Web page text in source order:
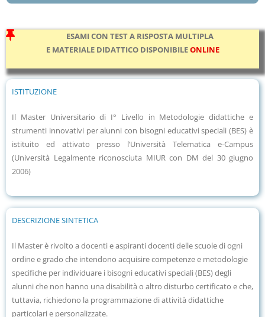
ESAMI CON TEST A RISPOSTA MULTIPLA
E MATERIALE DIDATTICO DISPONIBILEONLINE
ISTITUZIONE
Il Master Universitario di I° Livello in Metodologie didattiche e
strumenti innovativi per alunni con bisogni educativi speciali (BES) è
istituito ed attivato presso l’Università Telematica e-Campus
(Università Legalmente riconosciuta MIUR con DM del 30 giugno
2006)
DESCRIZIONE SINTETICA
Il Master è rivolto a docenti e aspiranti docenti delle scuole di ogni
ordine e grado che intendono acquisire competenze e metodologie
specifiche per individuare i bisogni educativi speciali (BES) degli
alunni che non hanno una disabilità o altro disturbo certificato e che,
tuttavia, richiedono la programmazione di attività didattiche
particolari e personalizzate.